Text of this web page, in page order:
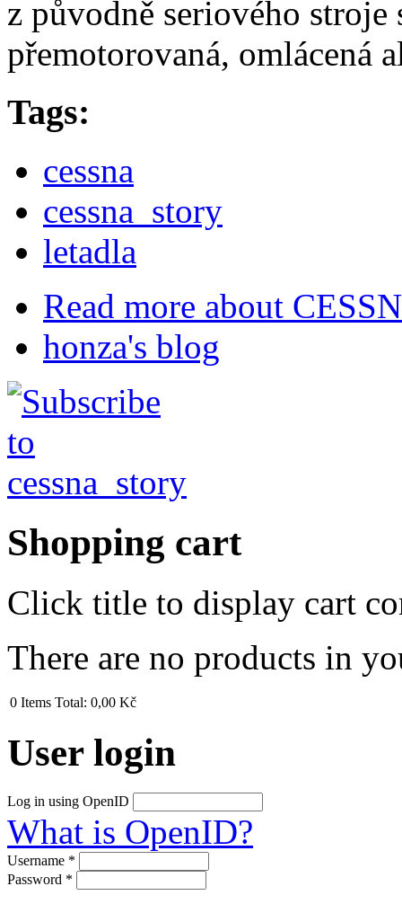
z původně seriového stroje
přemotorovaná, omlácená
Tags:
cessna
cessna_story
letadla
Read more about
honza's blog
Shopping cart
Click title to display cart
There are no products in
0 Items Total: 0,00 Kč
User login
Log in using OpenID
What is OpenID?
Username *
Password *